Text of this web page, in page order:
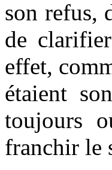
son refus,
de
effet,
étaient
toujours
franchir le